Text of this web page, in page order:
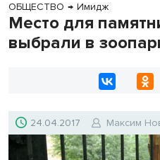
ОБЩЕСТВО → Имидж
Место для
выбрали в
24.04.2017 Максим